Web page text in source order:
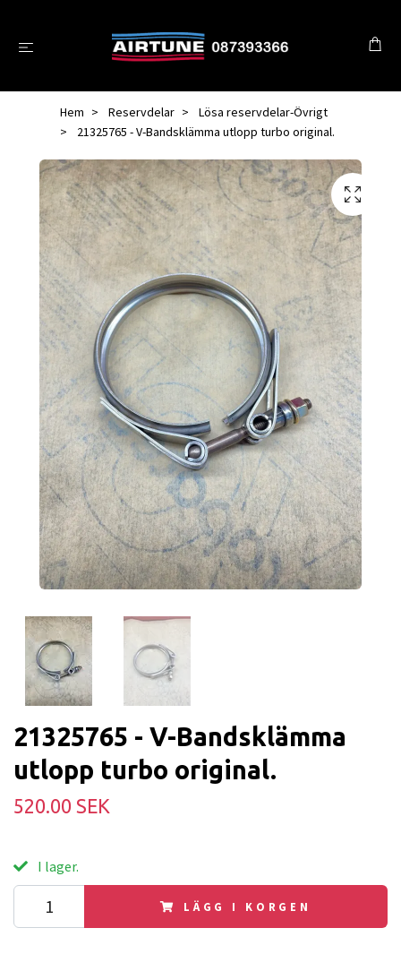
Hem Reservdelar
Lösa reservdelar-Övrigt
21325765 - V-Bandsklämma utlopp turbo original.
21325765 - V-Bandsklämma
utlopp turbo original.
520.00 SEK
I lager.
LÄGG I KORGEN